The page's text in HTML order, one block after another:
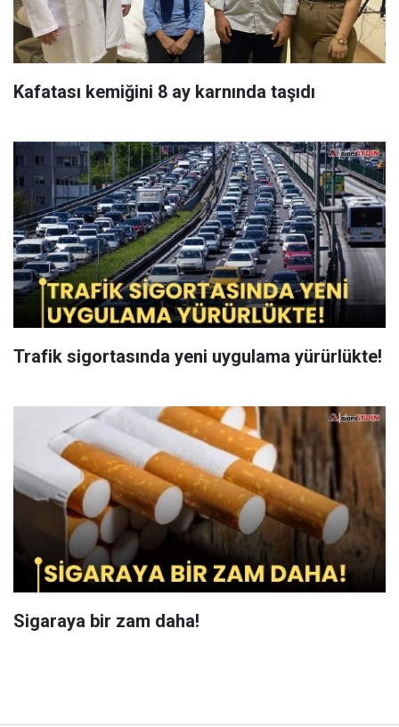
Kafatası kemiğini 8 ay karnında taşıdı
Trafik sigortasında yeni uygulama yürürlükte!
Sigaraya bir zam daha!